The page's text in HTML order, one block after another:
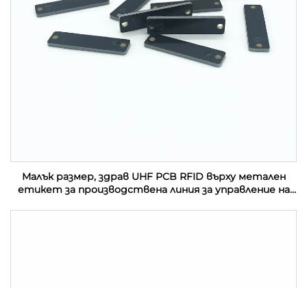
Малък размер, здрав UHF PCB RFID върху метален
етикет за производствена линия за управление на